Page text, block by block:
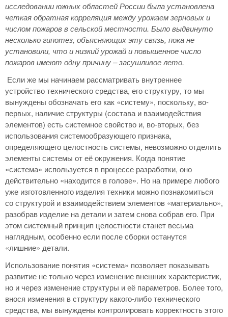
исследовании южных областей России была установлена
четкая обратная корреляция между урожаем зерновых и
числом пожаров в сельской местности. Было выдвинуто
несколько гипотез, объясняющих эту связь, пока не
установили, что и низкий урожай и повышенное число
пожаров имеют одну причину – засушливое лето.
Если же мы начинаем рассматривать внутреннее
устройство технического средства, его структуру, то мы
вынуждены обозначать его как «систему», поскольку, во-
первых, наличие структуры (состава и взаимодействия
элементов) есть системное свойство и, во-вторых, без
использования системообразующего признака,
определяющего целостность системы, невозможно отделить
элементы системы от её окружения. Когда понятие
«система» используется в процессе разработки, оно
действительно «находится в голове». Но на примере любого
уже изготовленного изделия техники можно познакомиться
со структурой и взаимодействием элементов «материально»,
разобрав изделие на детали и затем снова собрав его. При
этом системный принцип целостности станет весьма
наглядным, особенно если после сборки останутся
«лишние» детали.
Использование понятия «система» позволяет показывать
развитие не только через изменение внешних характеристик,
но и через изменение структуры и её параметров. Более того,
внося изменения в структуру какого-либо технического
средства, мы вынуждены контролировать корректность этого